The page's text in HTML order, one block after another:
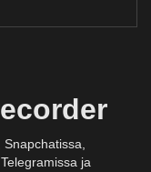
ja